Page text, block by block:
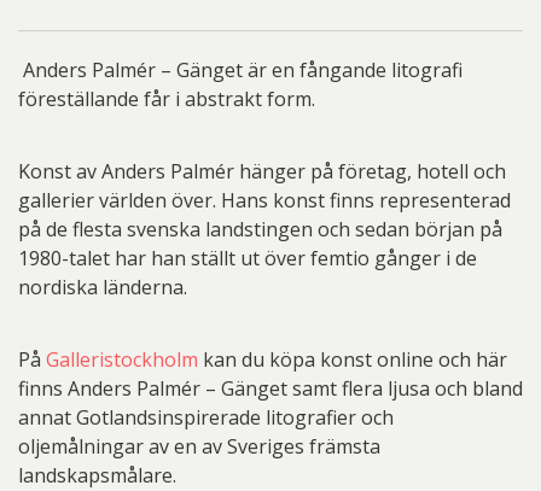
Anders Palmér – Gänget är en fångande litografi
föreställande får i abstrakt form.
Konst av Anders Palmér hänger på företag, hotell och
gallerier världen över. Hans konst finns representerad
på de flesta svenska landstingen och sedan början på
1980-talet har han ställt ut över femtio gånger i de
nordiska länderna.
På Galleristockholm kan du köpa konst online och här
finns Anders Palmér – Gänget samt flera ljusa och bland
annat Gotlandsinspirerade litografier och
oljemålningar av en av Sveriges främsta
landskapsmålare.